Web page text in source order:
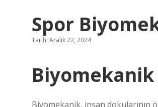
Spor
Tarih: Aralık 22, 2024
Biyomekanik
Biyomekanik, insan dokularının